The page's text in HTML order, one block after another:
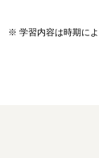
※ 学習内容は時期によ